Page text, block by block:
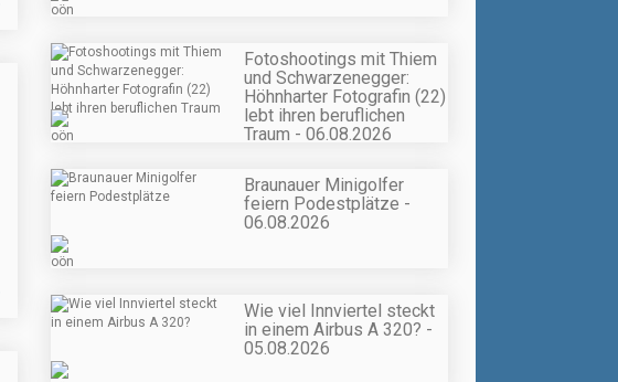
Fotoshootings mit Thiem
und Schwarzenegger:
Höhnharter Fotografin (22)
lebt ihren beruflichen
Traum - 06.08.2026
Braunauer Minigolfer
feiern Podestplätze -
06.08.2026
Wie viel Innviertel steckt
in einem Airbus A 320? -
05.08.2026